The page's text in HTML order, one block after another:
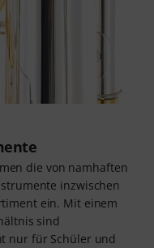
die von namhaften
inzwischen
ein. Mit einem
sind
nur für Schüler und